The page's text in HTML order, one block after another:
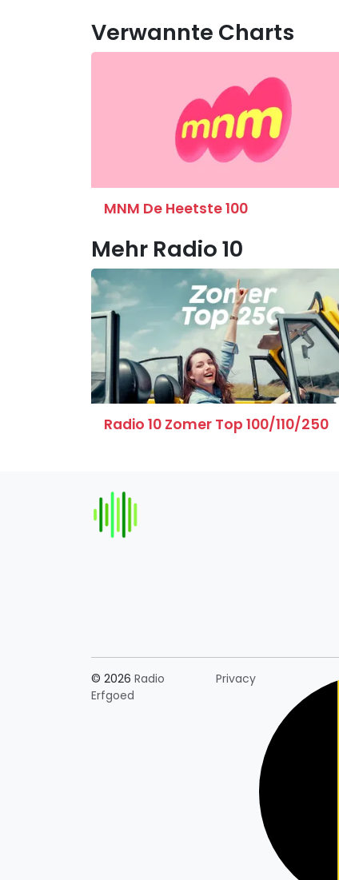
Verwannte Charts
MNM De Heetste 100
Mehr Radio 10
Radio 10 Zomer Top 100/110/250
© 2026 Radio
Erfgoed
PrivacyLänderauswahl